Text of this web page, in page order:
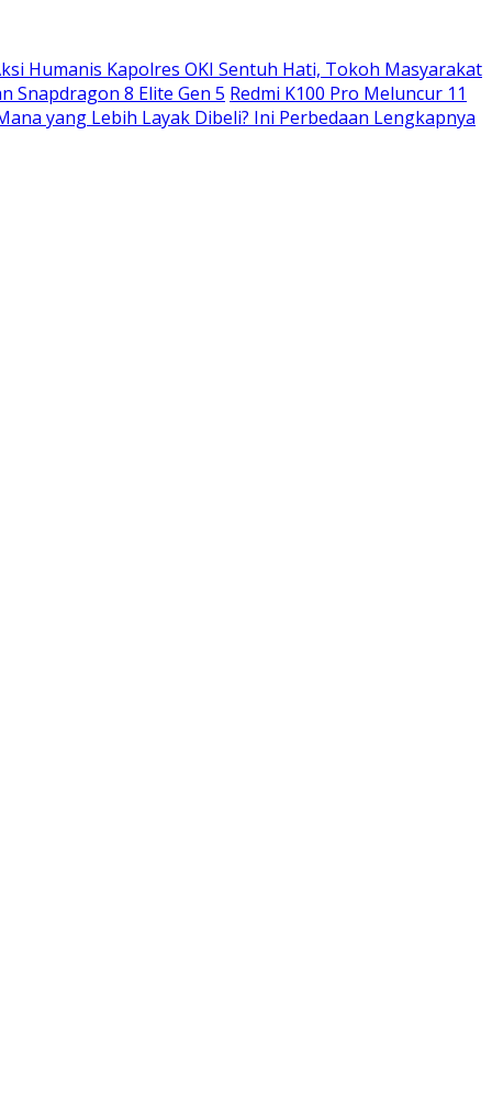
Humanis Kapolres OKI Sentuh Hati, Tokoh Masyarakat
Snapdragon 8 Elite Gen 5 Redmi K100 Pro Meluncur 11
yang Lebih Layak Dibeli? Ini Perbedaan Lengkapnya